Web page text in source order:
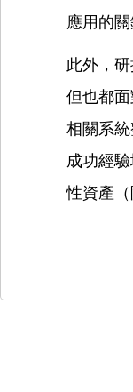
應用的關
此外，
但也都
相關系
成功經
性資產（